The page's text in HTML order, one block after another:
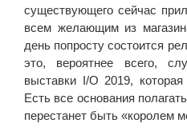
существующего сейчас
всем желающим из
день попросту состоится
это, вероятнее всего,
выставки I/O 2019,
Есть все основания
перестанет быть «королем